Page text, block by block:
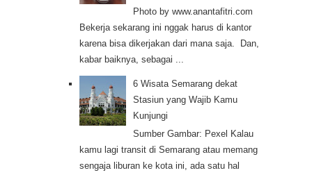
Photo by www.anantafitri.com
Bekerja sekarang ini nggak harus di kantor
karena bisa dikerjakan dari mana saja. Dan,
kabar baiknya, sebagai ...
6 Wisata Semarang dekat
Stasiun yang Wajib Kamu
Kunjungi
Sumber Gambar: Pexel Kalau
kamu lagi transit di Semarang atau memang
sengaja liburan ke kota ini, ada satu hal